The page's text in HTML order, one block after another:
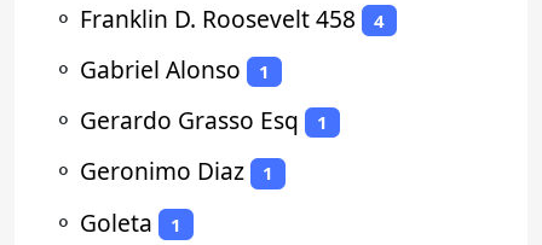
⚬ Franklin D. Roosevelt 458 4
⚬ Gabriel Alonso 1
⚬ Gerardo Grasso Esq 1
⚬ Geronimo Diaz 1
⚬ Goleta 1